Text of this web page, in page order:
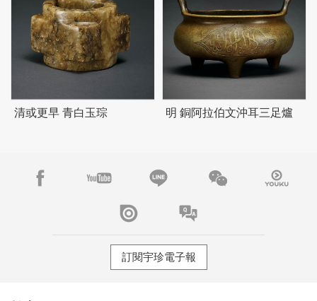
清或更早 青白玉琮 明 銅阿拉伯文沖耳三足爐
訂閱宇珍電子報